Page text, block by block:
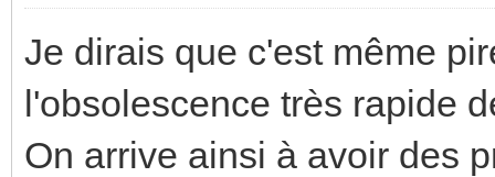
Je dirais que c'est même
l'obsolescence très rapide
On arrive ainsi à avoir des